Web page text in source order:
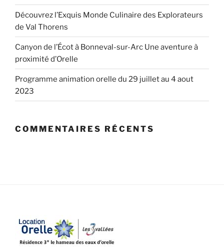
Découvrez l’Exquis Monde Culinaire des Explorateurs
de Val Thorens
Canyon de l’Écot à Bonneval-sur-Arc Une aventure à
proximité d’Orelle
Programme animation orelle du 29 juillet au 4 aout
2023
COMMENTAIRES RÉCENTS